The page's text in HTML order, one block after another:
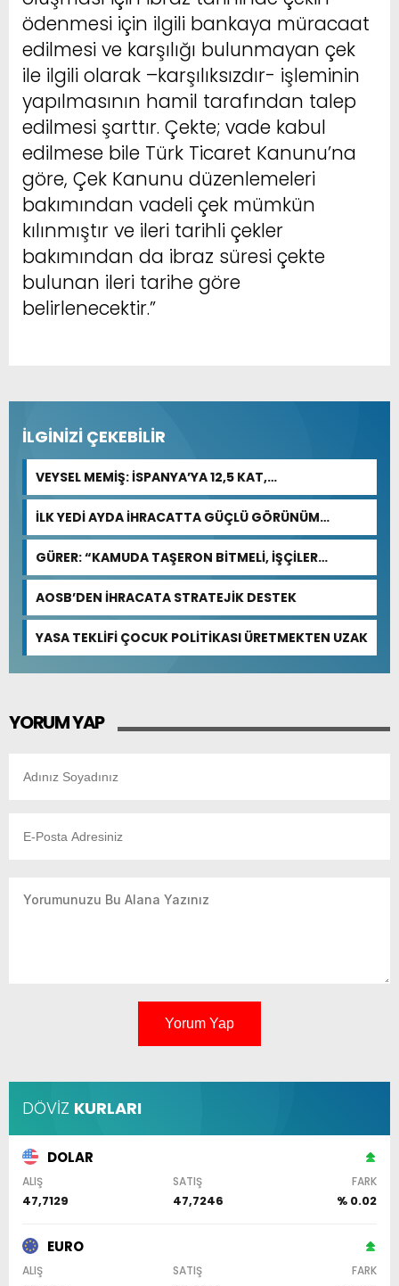
ödenmesi için ilgili bankaya müracaat
edilmesi ve karşılığı bulunmayan çek
ile ilgili olarak –karşılıksızdır- işleminin
yapılmasının hamil tarafından talep
edilmesi şarttır. Çekte; vade kabul
edilmese bile Türk Ticaret Kanunu’na
göre, Çek Kanunu düzenlemeleri
bakımından vadeli çek mümkün
kılınmıştır ve ileri tarihli çekler
bakımından da ibraz süresi çekte
bulunan ileri tarihe göre
belirlenecektir.”
İLGİNİZİ ÇEKEBİLİR
VEYSEL MEMİŞ: İSPANYA’YA 12,5 KAT,
BULGARİSTAN’A 11,6 KAT İHRACAT ARTIŞI SAĞLADIK
İLK YEDİ AYDA İHRACATTA GÜÇLÜ GÖRÜNÜM
KORUNDU
GÜRER: “KAMUDA TAŞERON BİTMELİ, İŞÇİLER
KADROYA ALINMALI”
AOSB’DEN İHRACATA STRATEJİK DESTEK
YASA TEKLİFİ ÇOCUK POLİTİKASI ÜRETMEKTEN UZAK
YORUM YAP
Yorum Yap
DÖVİZ KURLARI
DOLAR
ALIŞ SATIŞ FARK
47,7129 47,7246 % 0.02
EURO
ALIŞ SATIŞ FARK